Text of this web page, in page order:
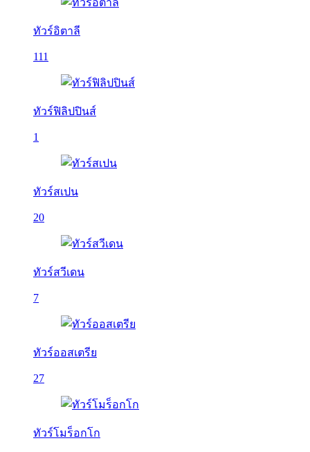
ทัวร์อิตาลี
111
ทัวร์ฟิลิปปินส์
1
ทัวร์สเปน
20
ทัวร์สวีเดน
7
ทัวร์ออสเตรีย
27
ทัวร์โมร็อกโก